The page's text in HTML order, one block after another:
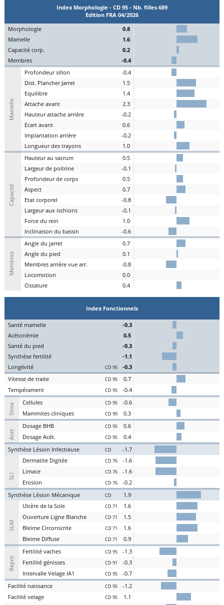
Index Morphologie - CD 95 - Nb. filles 689
Edition FRA 04/2026
Morphologie
0.8
Mamelle
1.6
Capacité corp.
0.2
Membres -0.4
Mamelle
Profondeursillon
-0.4
Dist. Plancher Jarret
1.5
Equilibre
1.4
Attache avant
2.3
Hauteurattache arrière
-0.2
Ecart avant
0.6
Implantation arrière
-0.2
Longueur des trayons 1.0
Capacité
Hauteur au sacrum
0.5
Largeur de poitrine
-0.1
Profondeur de corps
0.5
Aspect
0.7
Etat corporel
-0.8
Largeur aux ischions
-0.1
Force du rein
1.0
Inclinaison du bassin -0.6
Membres
Angle du jarret
0.7
Angle du pied
0.1
Membres arrière vue arr.
-0.8
Locomotion
0.0
Ossature 0.4
Index Fonctionnels
Santé mamelle
-0.3
Acétonémie
0.5
Santé du pied
-0.3
Synthèse fertilité
-1.1
Longévité CD 95
-0.3
Vitesse de traite CD 95
0.7
Tempérament CD 95 -0.4
Stma Cellules CD 95
-0.6
Mammites cliniques CD 90 0.3
Acet
Dosage BHB CD 95
0.6
Dosage Acét. CD 95
0.4
Synthèse Lésion Infectieuse CD -1.7
SLI
Dermatite Digitée CD 76
-1.6
Limace CD 76
-1.6
Erosion CD 76
-0.2
Synthèse Lésion Mécanique CD 1.9
SLM
Ulcère de la Sole CD 71
1.6
Ouverture Ligne Blanche CD 71
1.5
Bleime Circonscrite CD 71
1.6
Bleime Diffuse CD 71 0.9
Repro
Fertilité vaches CD 95
-1.3
Fertilité génisses CD 91
-0.3
Intervalle Velage IA1 CD 95
-0.7
Facilité naissance CD 95
-1.2
Facilité velage CD 95
1.1